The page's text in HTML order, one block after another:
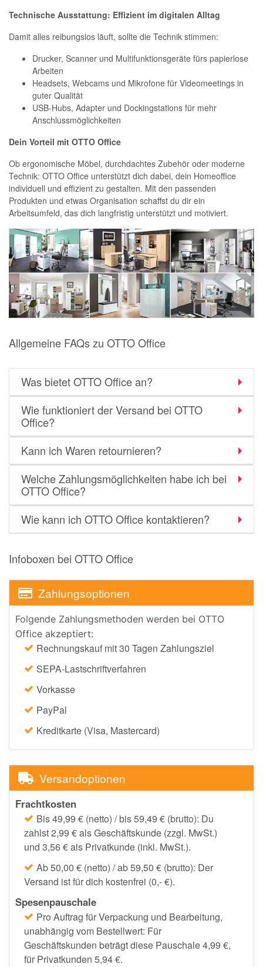
Technische Ausstattung: Effizient im digitalen Alltag
Damit alles reibungslos läuft, sollte die Technik stimmen:
Drucker, Scanner und Multifunktionsgeräte fürs papierlose
Arbeiten
Headsets, Webcams und Mikrofone für Videomeetings in
guter Qualität
USB-Hubs, Adapter und Dockingstations für mehr
Anschlussmöglichkeiten
Dein Vorteil mit OTTO Office
Ob ergonomische Möbel, durchdachtes Zubehör oder moderne
Technik: OTTO Office unterstützt dich dabei, dein Homeoffice
individuell und effizient zu gestalten. Mit den passenden
Produkten und etwas Organisation schaffst du dir ein
Arbeitsumfeld, das dich langfristig unterstützt und motiviert.
Allgemeine FAQs zu OTTO Office
Was bietet OTTO Office an?
Wie funktioniert der Versand bei OTTO
Office?
Kann ich Waren retournieren?
Welche Zahlungsmöglichkeiten habe ich bei
OTTO Office?
Wie kann ich OTTO Office kontaktieren?
Infoboxen bei OTTO Office
Zahlungsoptionen
Folgende Zahlungsmethoden werden bei OTTO
Office akzeptiert:
Rechnungskauf mit 30 Tagen Zahlungsziel
SEPA-Lastschriftverfahren
Vorkasse
PayPal
Kreditkarte (Visa, Mastercard)
Versandoptionen
Frachtkosten
Bis 49,99 € (netto) / bis 59,49 € (brutto): Du
zahlst 2,99 € als Geschäftskunde (zzgl. MwSt.)
und 3,56 € als Privatkunde (inkl. MwSt.).
Ab 50,00 € (netto) / ab 59,50 € (brutto): Der
Versand ist für dich kostenfrei (0,- €).
Spesenpauschale
Pro Auftrag für Verpackung und Bearbeitung,
unabhängig vom Bestellwert: Für
Geschäftskunden beträgt diese Pauschale 4,99 €,
für Privatkunden 5,94 €.